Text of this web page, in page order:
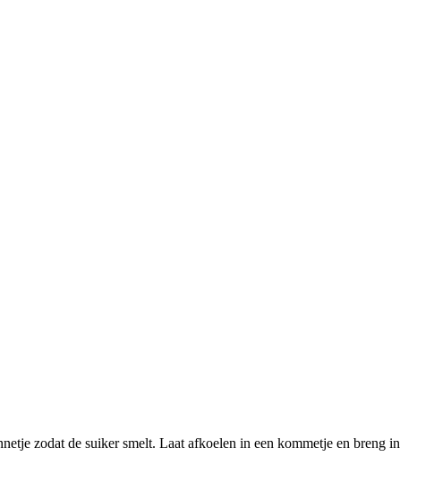
zodat de suiker smelt. Laat afkoelen in een kommetje en breng in